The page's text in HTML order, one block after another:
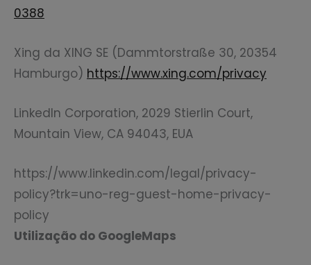
0388
Xing da XING SE (Dammtorstraße 30, 20354
Hamburgo) https://www.xing.com/privacy
LinkedIn Corporation, 2029 Stierlin Court,
Mountain View, CA 94043, EUA
https://www.linkedin.com/legal/privacy-
policy?trk=uno-reg-guest-home-privacy-
policy
Utilização do GoogleMaps